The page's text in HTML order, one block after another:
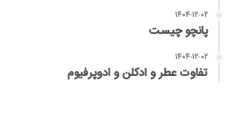
۱۴۰۴-۱۲-۰۲
پانچو چیست
۱۴۰۴-۱۲-۰۲
تفاوت عطر و ادکلن و ادوپرفیوم